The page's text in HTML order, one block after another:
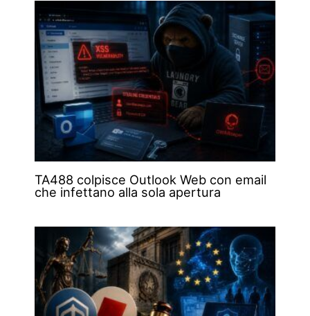
TA488 colpisce Outlook Web con email
che infettano alla sola apertura